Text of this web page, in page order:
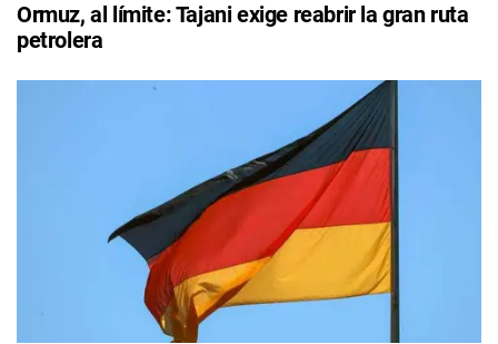
Ormuz, al límite: Tajani exige reabrir la gran ruta
petrolera